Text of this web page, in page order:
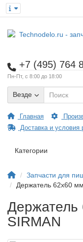
+7 (495) 764
Пн-Пт, с 8:00 до 18:00
Везде
Главная
Доставка и условия
Категории
Запчасти для
Держатель 62х60
Держатель
SIRMAN